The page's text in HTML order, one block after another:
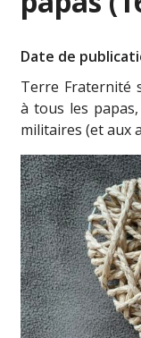
Date de
Terre Fraternité
à tous les
militaires (et aux